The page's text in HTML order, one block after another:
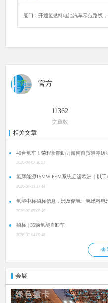
厦门：开通氢燃料电池汽车示范路线
官方
11362
文章数
相关文章
40台氢车！荣程新能助力海南自贸港零碳
2026-08-07 10:52
氢辉能源15MW PEM系统启运欧洲｜以
2026-07-23 17:44
氢能中标招标信息，涉及储氢、氢燃料电
2026-07-05 09:49
招标 | 35辆氢能自卸车
2026-07-04 09:48
查
会展